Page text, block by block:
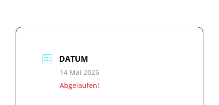
DATUM
14 Mai 2026
Abgelaufen!